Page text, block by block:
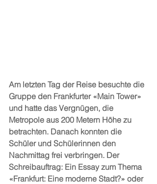
Am letzten Tag der Reise besuchte die
Gruppe den Frankfurter «Main Tower»
und hatte das Vergnügen, die
Metropole aus 200 Metern Höhe zu
betrachten. Danach konnten die
Schüler und Schülerinnen den
Nachmittag frei verbringen. Der
Schreibauftrag: Ein Essay zum Thema
«Frankfurt: Eine moderne Stadt?» oder